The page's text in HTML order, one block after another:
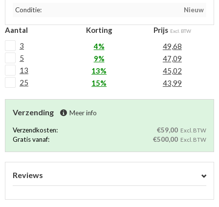
Conditie:
Nieuw
Aantal Korting Prijs Excl. BTW
3 4%
49,68
5
9%
47,09
13
13%
45,02
25
15% 43,99
Verzending Meer info
Verzendkosten: €59,00 Excl. BTW
Gratis vanaf: €500,00 Excl. BTW
Reviews